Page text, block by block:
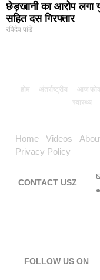
छेड़खानी का आरोप लगा
सहित दस गिरफ्तार
रविदेव पांडे
होम अंतर्राष्ट्रीय आज
स्वास्थ्य
Home Videos
Privacy Policy
CONTACT USZ
FOLLOW US ON